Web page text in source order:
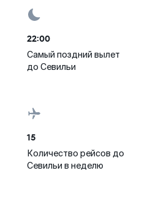
22:00
Самый поздний вылет
до Севильи
15
Количество рейсов до
Севильи в неделю